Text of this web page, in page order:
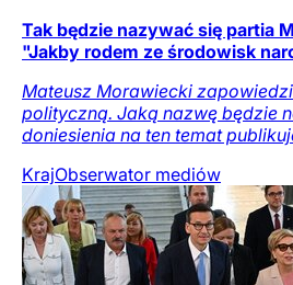
Tak będzie nazywać się partia
"Jakby rodem ze środowisk
Mateusz Morawiecki
polityczną. Jaką nazwę będzie
doniesienia na ten temat
KrajObserwator mediów